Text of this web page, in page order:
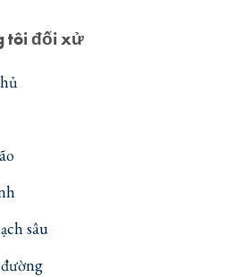
tôi đối xử
sâu